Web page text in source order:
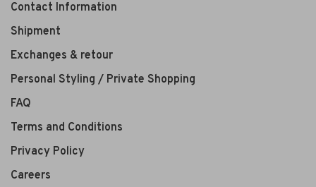
Contact Information
Shipment
Exchanges & retour
Personal Styling / Private Shopping
FAQ
Terms and Conditions
Privacy Policy
Careers